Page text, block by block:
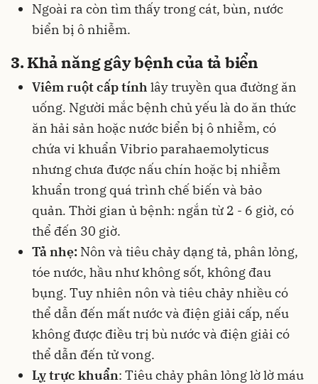
Ngoài ra còn tìm thấy trong cát, bùn, nước
biển bị ô nhiễm.
3. Khả năng gây bệnh của tả biển
Viêm ruột cấp tính lây truyền qua đường ăn
uống. Người mắc bệnh chủ yếu là do ăn thức
ăn hải sản hoặc nước biển bị ô nhiễm, có
chứa vi khuẩn Vibrio parahaemolyticus
nhưng chưa được nấu chín hoặc bị nhiễm
khuẩn trong quá trình chế biến và bảo
quản. Thời gian ủ bệnh: ngắn từ 2 - 6 giờ, có
thể đến 30 giờ.
Tả nhẹ: Nôn và tiêu chảy dạng tả, phân lỏng,
tóe nước, hầu như không sốt, không đau
bụng. Tuy nhiên nôn và tiêu chảy nhiều có
thể dẫn đến mất nước và điện giải cấp, nếu
không được điều trị bù nước và điện giải có
thể dẫn đến tử vong.
Lỵ trực khuẩn: Tiêu chảy phân lỏng lờ lờ máu